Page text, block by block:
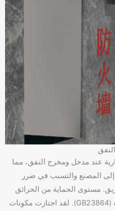
عند مدخل ومخرج النفق، مما
إلى المصنع والتسبب في ضرر
مستوى الحماية من الحرائق
لجدار الحماية المعياري هو 2 ساعة (GB23864). لقد اجتازت مكونات